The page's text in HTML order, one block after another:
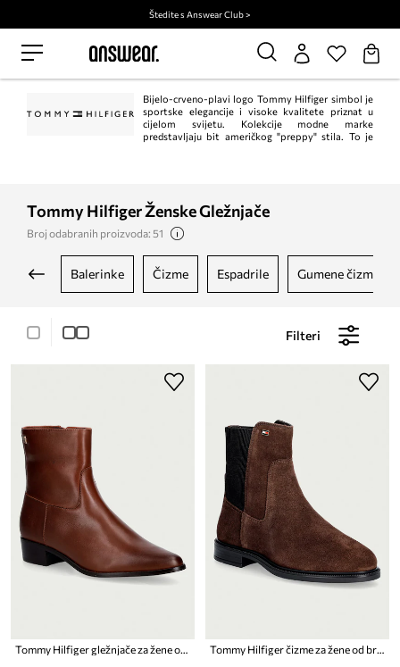
Štedite s Answear Club >
Bijelo-crveno-plavi logo Tommy Hilfiger simbol je
sportske elegancije i visoke kvalitete priznat u
cijelom svijetu. Kolekcije modne marke
predstavljaju bit američkog "preppy" stila. To je
Tommy Hilfiger Ženske Gležnjače
Broj odabranih proizvoda: 51
balerinke čizme espadrile gumene čizme
Filteri
Tommy Hilfiger gležnjače za žene od kože LEATHER ANKLE BOOT W ZIP Tommy Hilfiger čizme za žene od brušene kože ENAMEL FLAG SUEDE ANKLE CHELSEA